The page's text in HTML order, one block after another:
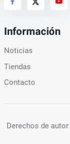
Información
Noticias
Tiendas
Contacto
Derechos de autor